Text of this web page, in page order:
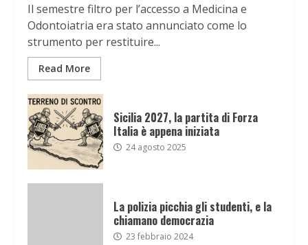
Il semestre filtro per l’accesso a Medicina e
Odontoiatria era stato annunciato come lo
strumento per restituire...
Read More
Sicilia 2027, la partita di Forza
Italia è appena iniziata
24 agosto 2025
La polizia picchia gli studenti, e la
chiamano democrazia
23 febbraio 2024